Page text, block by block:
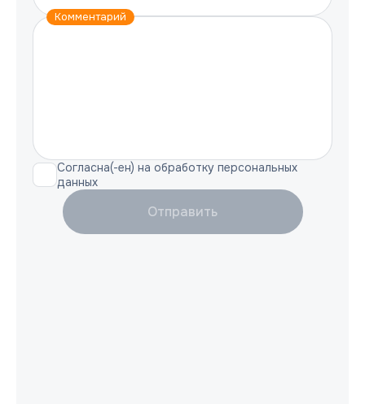
Комментарий
Согласна(-ен) на обработку персональных
данных
Отправить